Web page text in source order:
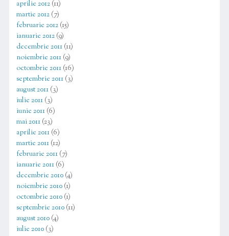
aprilie 2012(11)
martie 2012(7)
februarie 2012(15)
ianuarie 2012(9)
decembrie 2011(11)
noiembrie 2011(9)
octombrie 2011(16)
septembrie 2011(3)
august 2011(3)
iulie 2011(3)
iunie 2011(6)
mai 2011(23)
aprilie 2011(6)
martie 2011(12)
februarie 2011(7)
ianuarie 2011(6)
decembrie 2010(4)
noiembrie 2010(1)
octombrie 2010(1)
septembrie 2010(11)
august 2010(4)
iulie 2010(3)